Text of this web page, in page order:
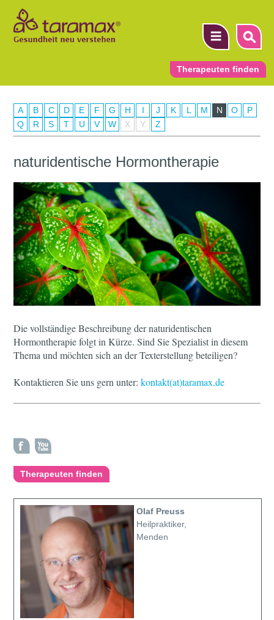
Therapeuten finden
A B C D E F G H I J K L M N O
P
Q
R S T U V W X Y Z
naturidentische Hormontherapie
Die vollständige Beschreibung der naturidentischen
Hormontherapie folgt in Kürze. Sind Sie Spezialist in diesem
Thema und möchten sich an der Texterstellung beteiligen?
Kontaktieren Sie uns gern unter:kontakt(at)taramax.de
Therapeuten finden
Olaf Preuss
Heilpraktiker,
Menden